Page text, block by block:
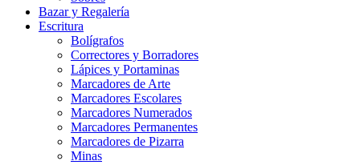
Bazar y Regalería
Escritura
Bolígrafos
Correctores y Borradores
Lápices y Portaminas
Marcadores de Arte
Marcadores Escolares
Marcadores Numerados
Marcadores Permanentes
Marcadores de Pizarra
Minas